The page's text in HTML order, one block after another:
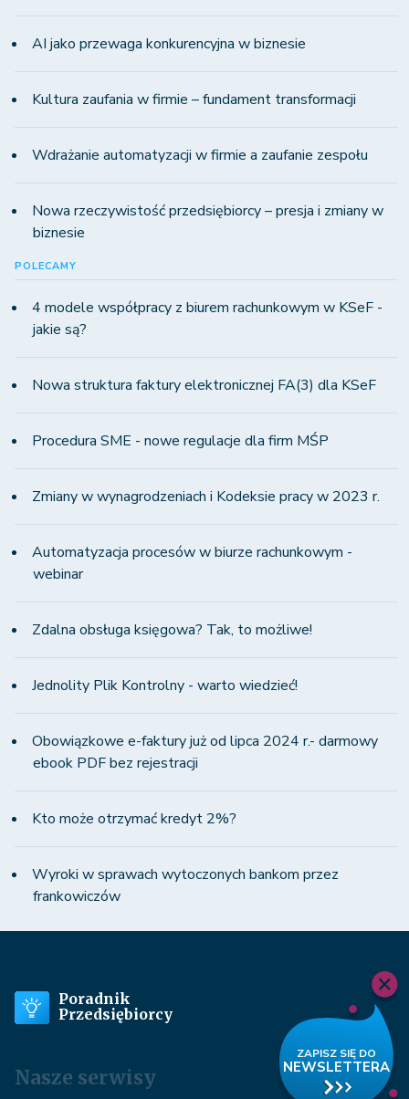
AI jako przewaga konkurencyjna w biznesie
Kultura zaufania w firmie – fundament transformacji
Wdrażanie automatyzacji w firmie a zaufanie zespołu
Nowa rzeczywistość przedsiębiorcy – presja i zmiany w
biznesie
POLECAMY
4 modele współpracy z biurem rachunkowym w KSeF -
jakie są?
Nowa struktura faktury elektronicznej FA(3) dla KSeF
Procedura SME - nowe regulacje dla firm MŚP
Zmiany w wynagrodzeniach i Kodeksie pracy w 2023 r.
Automatyzacja procesów w biurze rachunkowym -
webinar
Zdalna obsługa księgowa? Tak, to możliwe!
Jednolity Plik Kontrolny - warto wiedzieć!
Obowiązkowe e-faktury już od lipca 2024 r.- darmowy
ebook PDF bez rejestracji
Kto może otrzymać kredyt 2%?
Wyroki w sprawach wytoczonych bankom przez
frankowiczów
Poradnik
Przedsiębiorcy
Nasze serwisy